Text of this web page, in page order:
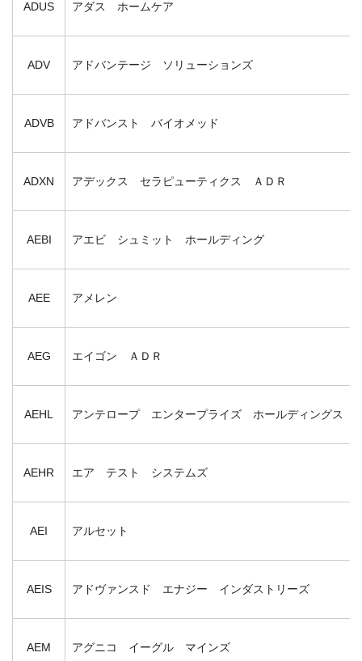
ADUS アダス ホームケア
ADV アドバンテージ ソリューションズ
ADVB アドバンスト バイオメッド
ADXN アデックス セラピューティクス ＡＤＲ
AEBI アエビ シュミット ホールディング
AEE アメレン
AEG エイゴン ＡＤＲ
AEHL アンテロープ エンタープライズ ホールディングス
AEHR エア テスト システムズ
AEI アルセット
AEIS アドヴァンスド エナジー インダストリーズ
AEM アグニコ イーグル マインズ